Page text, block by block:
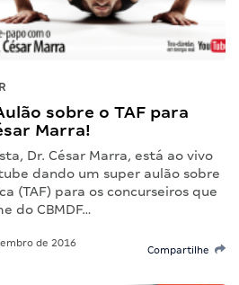
sobre o TAF para
Marra!
Dr. César Marra, está ao vivo
dando um super aulão sobre
(TAF) para os concurseiros que
do CBMDF…
de 2016
Compartilhe